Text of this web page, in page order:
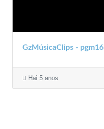
GzMúsicaClips - pgm16
Hai 5 anos